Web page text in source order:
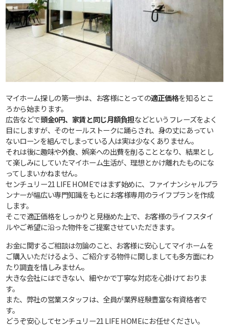
マイホーム探しの第一歩は、お客様にとっての適正価格を知るとこ
ろから始まります。
広告などで頭金0円、家賃と同じ月額負担などというフレーズをよく
目にしますが、そのセールストークに踊らされ、身の丈にあってい
ないローンを組んでしまっている人は実は少なくありません。
それは後に趣味や外食、娯楽への出費を削ることとなり、結果とし
て楽しみにしていたマイホーム生活が、理想とかけ離れたものにな
ってしまいかねません。
センチュリー21 LIFE HOMEではまず始めに、ファイナンシャルプラ
ンナーが幅広い専門知識をもとにお客様専用のライフプランを作成
します。
そこで適正価格をしっかりと見極めた上で、お客様のライフスタイ
ルやご希望に沿った物件をご提案させていただきます。
お金に関するご相談は勿論のこと、お客様に安心してマイホームを
ご購入いただけるよう、ご紹介する物件に関しましても多方面にわ
たり調査を惜しみません。
大きな会社にはできない、細やかで丁寧な対応を心掛けておりま
す。
また、弊社の営業スタッフは、全員が業界経験豊富な有資格者で
す。
どうぞ安心してセンチュリー21 LIFE HOMEにお任せください。